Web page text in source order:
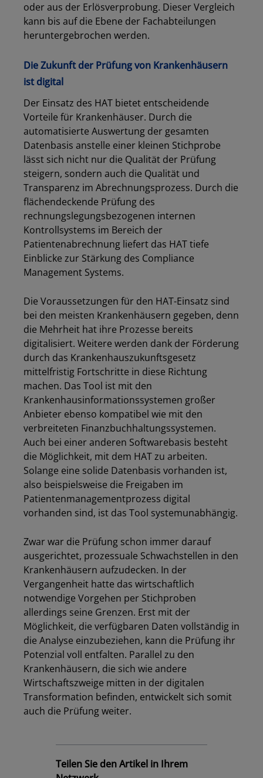
oder aus der Erlösverprobung. Dieser Vergleich
kann bis auf die Ebene der Fachabteilungen
heruntergebrochen werden.
Die Zukunft der Prüfung von Krankenhäusern
ist digital
Der Einsatz des HAT bietet entscheidende
Vorteile für Krankenhäuser. Durch die
automatisierte Auswertung der gesamten
Datenbasis anstelle einer kleinen Stichprobe
lässt sich nicht nur die Qualität der Prüfung
steigern, sondern auch die Qualität und
Transparenz im Abrechnungsprozess. Durch die
flächendeckende Prüfung des
rechnungslegungsbezogenen internen
Kontrollsystems im Bereich der
Patientenabrechnung liefert das HAT tiefe
Einblicke zur Stärkung des Compliance
Management Systems.
Die Voraussetzungen für den HAT-Einsatz sind
bei den meisten Krankenhäusern gegeben, denn
die Mehrheit hat ihre Prozesse bereits
digitalisiert. Weitere werden dank der Förderung
durch das Krankenhauszukunftsgesetz
mittelfristig Fortschritte in diese Richtung
machen. Das Tool ist mit den
Krankenhausinformationssystemen großer
Anbieter ebenso kompatibel wie mit den
verbreiteten Finanzbuchhaltungssystemen.
Auch bei einer anderen Softwarebasis besteht
die Möglichkeit, mit dem HAT zu arbeiten.
Solange eine solide Datenbasis vorhanden ist,
also beispielsweise die Freigaben im
Patientenmanagementprozess digital
vorhanden sind, ist das Tool systemunabhängig.
Zwar war die Prüfung schon immer darauf
ausgerichtet, prozessuale Schwachstellen in den
Krankenhäusern aufzudecken. In der
Vergangenheit hatte das wirtschaftlich
notwendige Vorgehen per Stichproben
allerdings seine Grenzen. Erst mit der
Möglichkeit, die verfügbaren Daten vollständig in
die Analyse einzubeziehen, kann die Prüfung ihr
Potenzial voll entfalten. Parallel zu den
Krankenhäusern, die sich wie andere
Wirtschaftszweige mitten in der digitalen
Transformation befinden, entwickelt sich somit
auch die Prüfung weiter.
Teilen Sie den Artikel in Ihrem